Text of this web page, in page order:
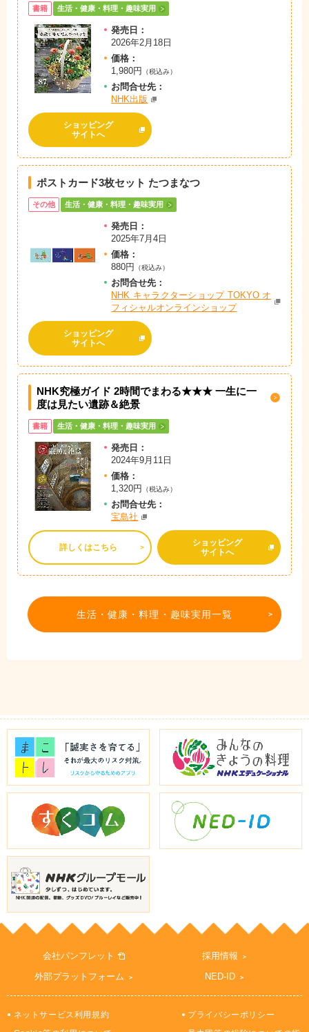
書籍 生活・健康・料理・趣味実用
発売日：
2026年2月18日
価格：
1,980円
（税込み）
お問合せ先：
NHK出版
ショッピング
サイトへ
ポストカード3枚セット たつまなつ
その他 生活・健康・料理・趣味実用
発売日：
2025年7月4日
価格：
880円
（税込み）
お問合せ先：
NHK キャラクターショップ TOKYO オ
フィシャルオンラインショップ
ショッピング
サイトへ
NHK究極ガイド 2時間でまわる★★★ 一生に一
度は見たい遺跡＆絶景
書籍 生活・健康・料理・趣味実用
発売日：
2024年9月11日
価格：
1,320円
（税込み）
お問合せ先：
宝島社
詳しくはこちら
ショッピング
サイトへ
生活・健康・料理・趣味実用一覧
会社パンフレット
採用情報
外部プラットフォーム
NED-ID
ネットサービス利用規約
プライバシーポリシー